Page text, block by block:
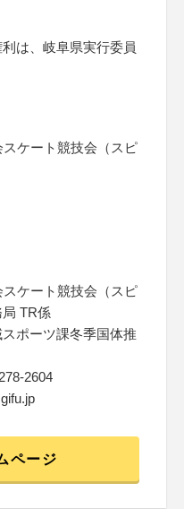
は、岐阜県実行委員
ケート競技会（スピ
ケート競技会（スピ
TR係
スポーツ課冬季国体推
2604
ページ